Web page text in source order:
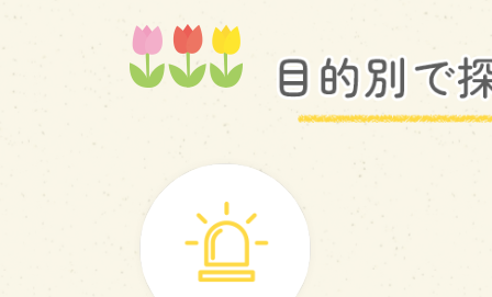
2026年05月29日
アクシーズアリーナ宮之城電
2026年05月27日
第22回さつま美術展の作品を